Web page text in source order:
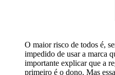
O maior risco de todos é,
impedido de usar a marca
importante explicar que a
primeiro é o dono. Mas